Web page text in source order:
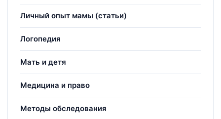
Личный опыт мамы (статьи)
Логопедия
Мать и детя
Медицина и право
Методы обследования